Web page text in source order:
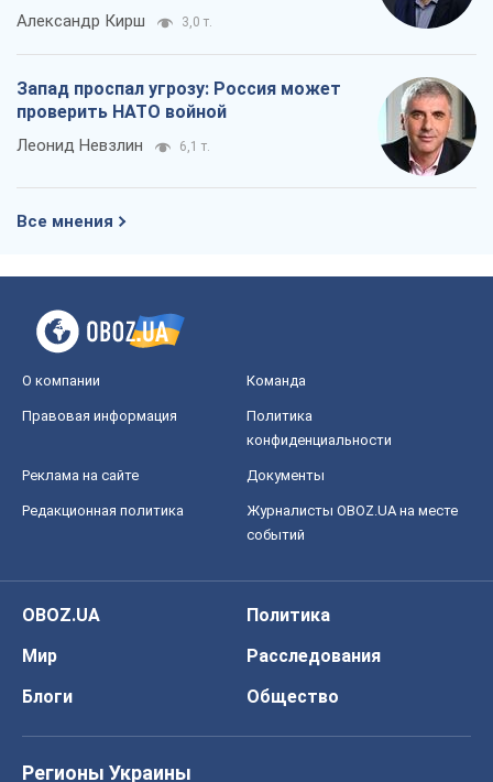
Александр Кирш 3,0 т.
Запад проспал угрозу: Россия может
проверить НАТО войной
Леонид Невзлин 6,1 т.
Все мнения
О компании Команда
Правовая информация
Политика
конфиденциальности
Реклама на сайте Документы
Редакционная политика
Журналисты OBOZ.UA на месте
событий
OBOZ.UA
Политика
Мир
Расследования
Блоги
Общество
Регионы Украины